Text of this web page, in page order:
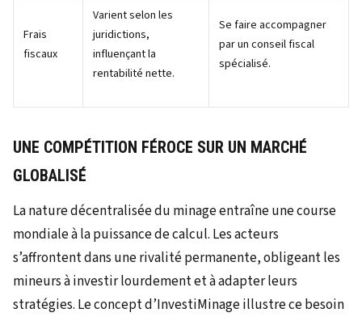
Frais
fiscaux
Varient selon les
juridictions,
influençant la
rentabilité nette.
Se faire accompagner
par un conseil fiscal
spécialisé.
UNE COMPÉTITION FÉROCE SUR UN MARCHÉ
GLOBALISÉ
La nature décentralisée du minage entraîne une course
mondiale à la puissance de calcul. Les acteurs
s’affrontent dans une rivalité permanente, obligeant les
mineurs à investir lourdement et à adapter leurs
stratégies. Le concept d’InvestiMinage illustre ce besoin